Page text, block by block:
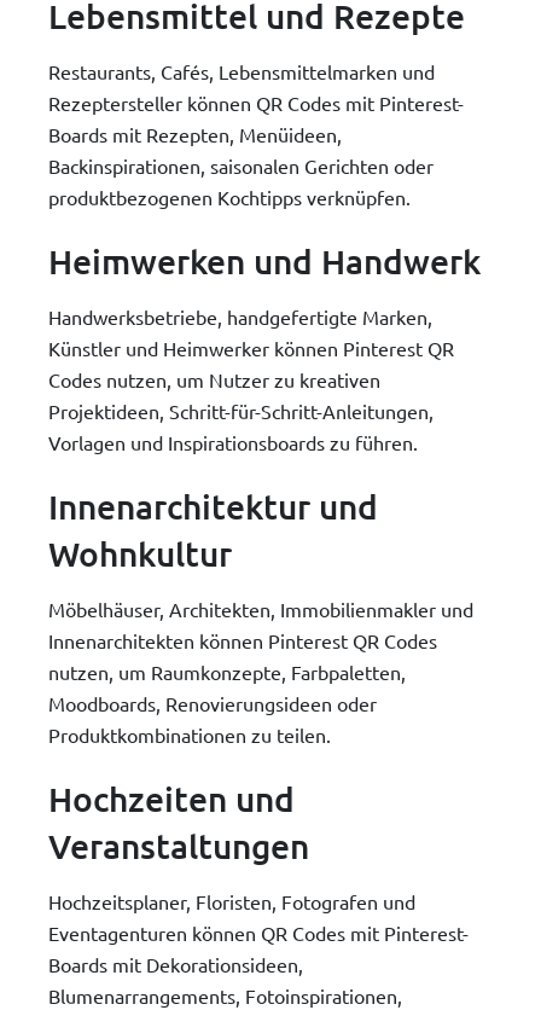
Lebensmittel und Rezepte
Restaurants, Cafés, Lebensmittelmarken und
Rezeptersteller können QR Codes mit Pinterest-
Boards mit Rezepten, Menüideen,
Backinspirationen, saisonalen Gerichten oder
produktbezogenen Kochtipps verknüpfen.
Heimwerken und Handwerk
Handwerksbetriebe, handgefertigte Marken,
Künstler und Heimwerker können Pinterest QR
Codes nutzen, um Nutzer zu kreativen
Projektideen, Schritt-für-Schritt-Anleitungen,
Vorlagen und Inspirationsboards zu führen.
Innenarchitektur und
Wohnkultur
Möbelhäuser, Architekten, Immobilienmakler und
Innenarchitekten können Pinterest QR Codes
nutzen, um Raumkonzepte, Farbpaletten,
Moodboards, Renovierungsideen oder
Produktkombinationen zu teilen.
Hochzeiten und
Veranstaltungen
Hochzeitsplaner, Floristen, Fotografen und
Eventagenturen können QR Codes mit Pinterest-
Boards mit Dekorationsideen,
Blumenarrangements, Fotoinspirationen,